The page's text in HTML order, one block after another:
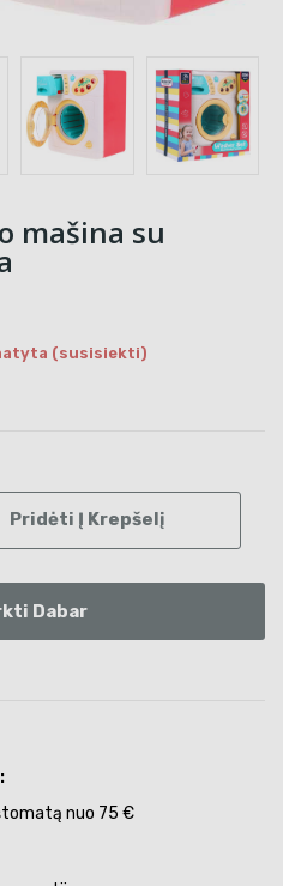
mašina su
(susisiekti)
Pridėti Į Krepšelį
Dabar
nuo 75 €